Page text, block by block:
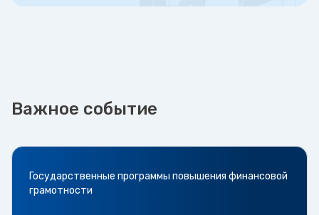
Важное событие
Государственные программы повышения финансовой
грамотности